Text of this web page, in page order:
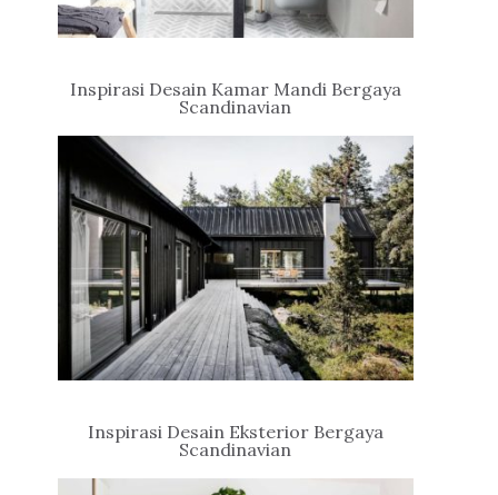
Inspirasi Desain Kamar Mandi Bergaya
Scandinavian
Inspirasi Desain Eksterior Bergaya
Scandinavian